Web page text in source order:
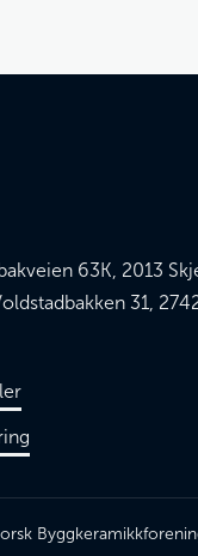
63K, 2013
31,